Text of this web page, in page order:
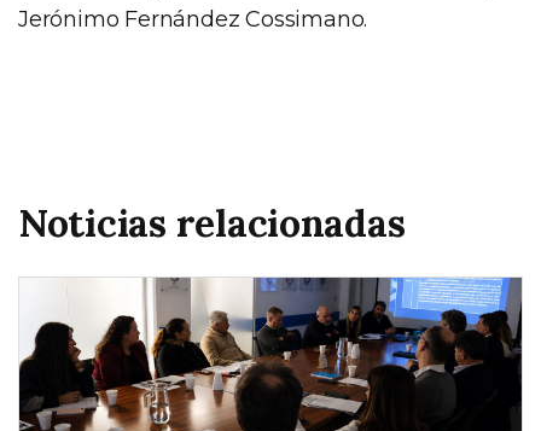
Jerónimo Fernández Cossimano.
Noticias relacionadas